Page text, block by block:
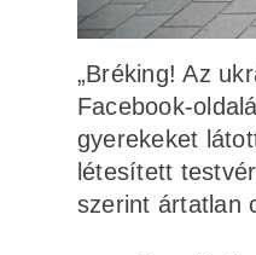
„Bréking! Az
Facebook-
gyerekeket
létesített
szerint ártatlan